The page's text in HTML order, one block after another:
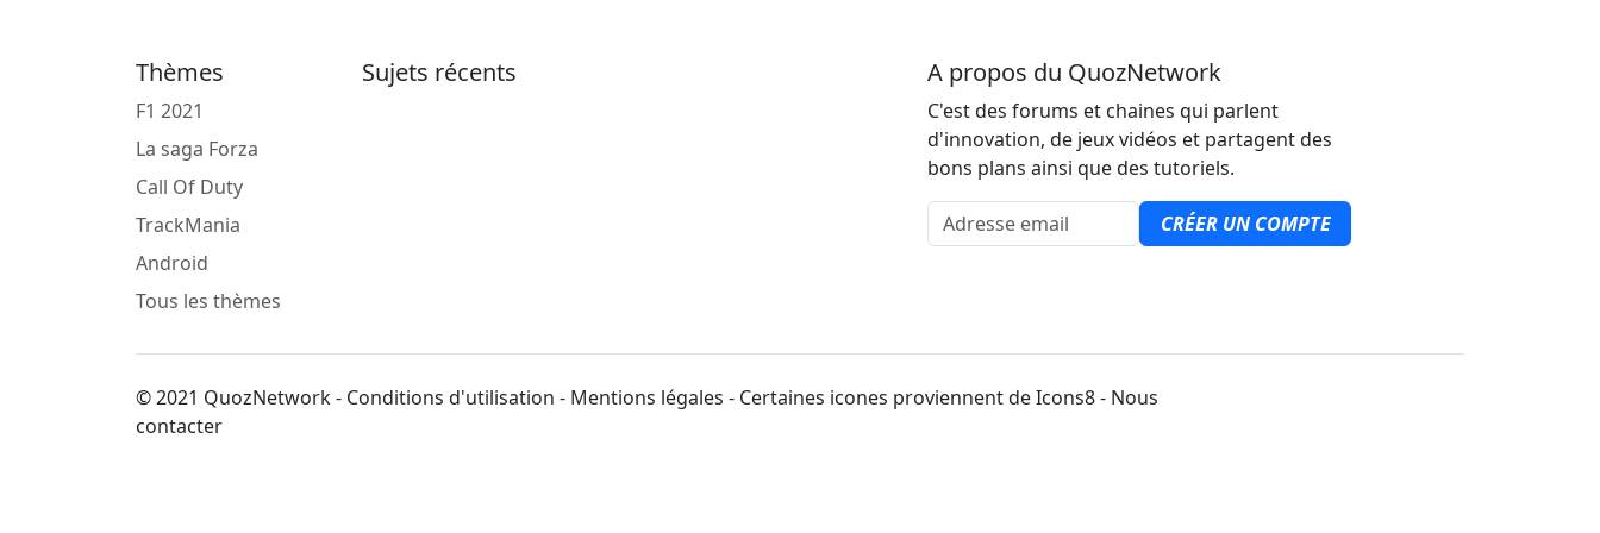
Thèmes
F1 2021
La saga Forza
Call Of Duty
TrackMania
Android
Tous les thèmes
Sujets récents A propos du QuozNetwork
C'est des forums et chaines qui parlent
d'innovation, de jeux vidéos et partagent des
bons plans ainsi que des tutoriels.
Adresse email
CRÉER UN COMPTE
© 2021 QuozNetwork - Conditions d'utilisation - Mentions légales - Certaines icones proviennent de Icons8 - Nous
contacter